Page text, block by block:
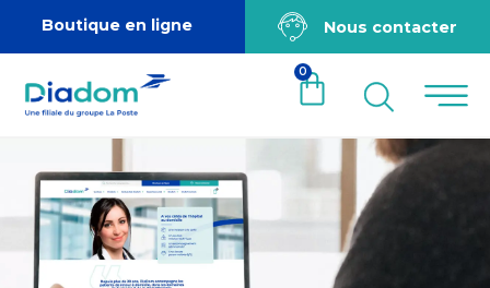
Boutique en ligne Nous contacter
0